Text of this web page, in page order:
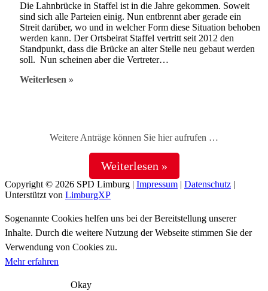
Die Lahnbrücke in Staffel ist in die Jahre gekommen. Soweit
sind sich alle Parteien einig. Nun entbrennt aber gerade ein
Streit darüber, wo und in welcher Form diese Situation behoben
werden kann. Der Ortsbeirat Staffel vertritt seit 2012 den
Standpunkt, dass die Brücke an alter Stelle neu gebaut werden
soll. Nun scheinen aber die Vertreter…
Weiterlesen »
alten
Standort
Weitere Anträge können Sie hier aufrufen …
Weiterlesen »
Copyright © 2026 SPD Limburg | Impressum | Datenschutz |
Unterstützt von LimburgXP
Sogenannte Cookies helfen uns bei der Bereitstellung unserer
Inhalte. Durch die weitere Nutzung der Webseite stimmen Sie der
Verwendung von Cookies zu.
Mehr erfahren
Okay